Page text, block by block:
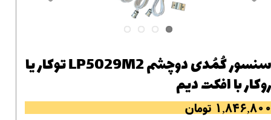
سنسور کُمُدی دوچشم LP5029M2 توکار یا
روکار با افکت دیم
۱,۸۴۶,۸۰۰ تومان